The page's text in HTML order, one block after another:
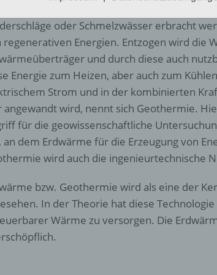
dem Erdinneren stammen oder – wenn
oder Schmelzwässer erbracht
regenerativen Energien. Entzogen wird die
und durch diese auch
Energie zum Heizen, aber auch zum
Strom und in der kombinierten
angewandt wird, nennt sich Geothermie.
für die geowissenschaftliche
an dem Erdwärme für die Erzeugung von
wird auch die ingenieurtechnische
bzw. Geothermie wird als eine der
In der Theorie hat diese
Wärme zu versorgen. Die
„betroffene Person") beziehen. Als identifizierbar
Person angesehen, die direkt oder indirekt,
Zuordnung zu einer Kennung wie einem Namen,
Kennnummer, zu Standortdaten, zu einer Online-
einem oder mehreren besonderen Merkmalen,
physischen, physiologischen, genetischen,
wirtschaftlichen, kulturellen oder sozialen
Person sind, identifiziert werden kann.
Betroffene Person ist jede identifizierte oder
natürliche Person, deren personenbezogene
Verarbeitung Verantwortlichen verarbeitet werden.